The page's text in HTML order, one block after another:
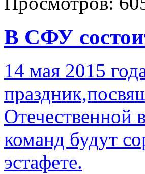
В СФУ
14 мая 2015
Отечественной
команд будут
эстафете.